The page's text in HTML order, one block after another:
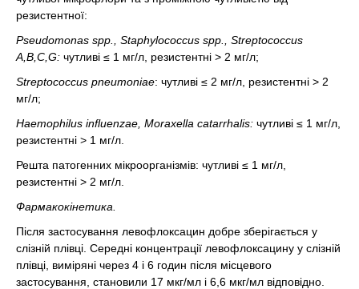
резистентної:
Pseudomonas spp., Staphylococcus spp., Streptococcus
A,B,C,G: чутливі ≤ 1 мг/л, резистентні > 2 мг/л;
Streptococcus pneumoniae: чутливі ≤ 2 мг/л, резистентні > 2
мг/л;
Haemophilus influenzae, Moraxella catarrhalis: чутливі ≤ 1 мг/л,
резистентні > 1 мг/л.
Решта патогенних мікроорганізмів: чутливі ≤ 1 мг/л,
резистентні > 2 мг/л.
Фармакокінетика.
Після застосування левофлоксацин добре зберігається у
слізній плівці. Середні концентрації левофлоксацину у слізній
плівці, виміряні через 4 і 6 годин після місцевого
застосування, становили 17 мкг/мл і 6,6 мкг/мл відповідно.